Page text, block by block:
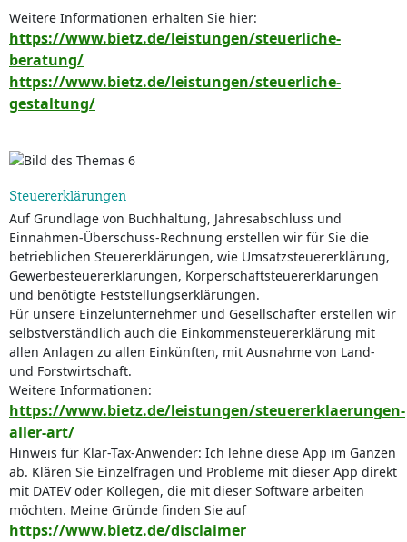
Weitere Informationen erhalten Sie hier:
https://www.bietz.de/leistungen/steuerliche-
beratung/
https://www.bietz.de/leistungen/steuerliche-
gestaltung/
Steuererklärungen
Auf Grundlage von Buchhaltung, Jahresabschluss und
Einnahmen-Überschuss-Rechnung erstellen wir für Sie die
betrieblichen Steuererklärungen, wie Umsatzsteuererklärung,
Gewerbesteuererklärungen, Körperschaftsteuererklärungen
und benötigte Feststellungserklärungen.
Für unsere Einzelunternehmer und Gesellschafter erstellen wir
selbstverständlich auch die Einkommensteuererklärung mit
allen Anlagen zu allen Einkünften, mit Ausnahme von Land-
und Forstwirtschaft.
Weitere Informationen:
https://www.bietz.de/leistungen/steuererklaerungen-
aller-art/
Hinweis für Klar-Tax-Anwender: Ich lehne diese App im Ganzen
ab. Klären Sie Einzelfragen und Probleme mit dieser App direkt
mit DATEV oder Kollegen, die mit dieser Software arbeiten
möchten. Meine Gründe finden Sie auf
https://www.bietz.de/disclaimer